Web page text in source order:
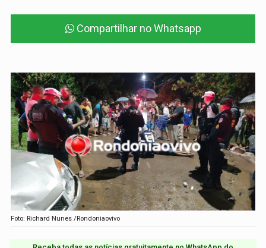
Compartilhar no Whatsapp
Foto: Richard Nunes /Rondoniaovivo